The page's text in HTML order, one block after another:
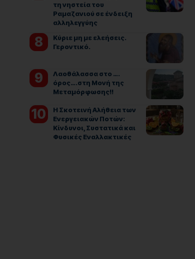
τη νηστεία του
Ραμαζανιού σε ένδειξη
αλληλεγγύης
Kύριε μη με ελεήσεις.
Γεροντικό.
Λαοθάλασσα στο ….
όρος….στη Μονή της
Μεταμόρφωσης!!
Η Σκοτεινή Αλήθεια των
Ενεργειακών Ποτών:
Κίνδυνοι, Συστατικά και
Φυσικές Εναλλακτικές